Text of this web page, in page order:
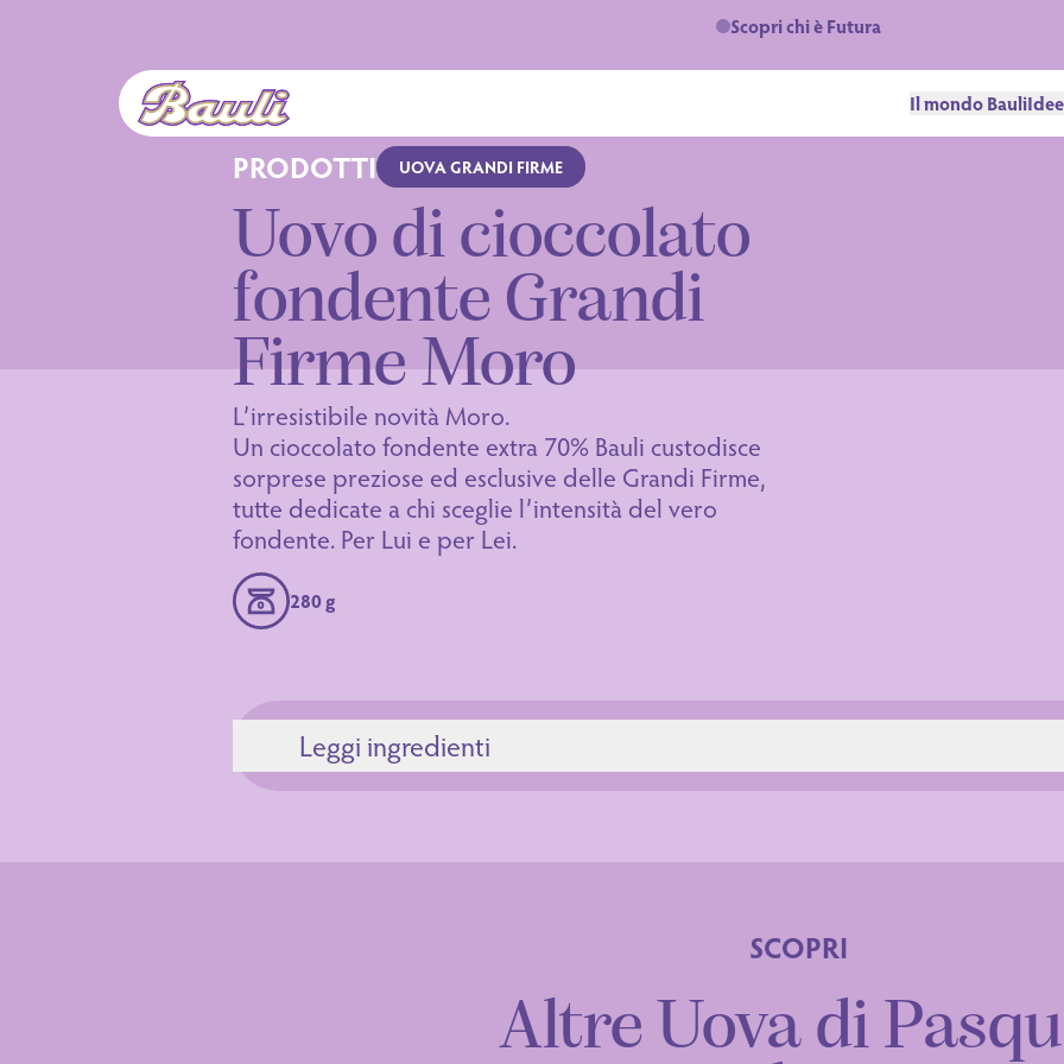
Scopri chi è Futura
Logo Bauli
Il mondo Bauli
PRODOTTI UOVA GRANDI FIRME
Uovo di cioccolato
fondente Grandi
Firme Moro
L’irresistibile novità Moro.
Un cioccolato fondente extra 70% Bauli custodisce
sorprese preziose ed esclusive delle Grandi Firme,
tutte dedicate a chi sceglie l’intensità del vero
fondente. Per Lui e per Lei.
280 g
Leggi ingredienti
SCOPRI
Altre Uova di